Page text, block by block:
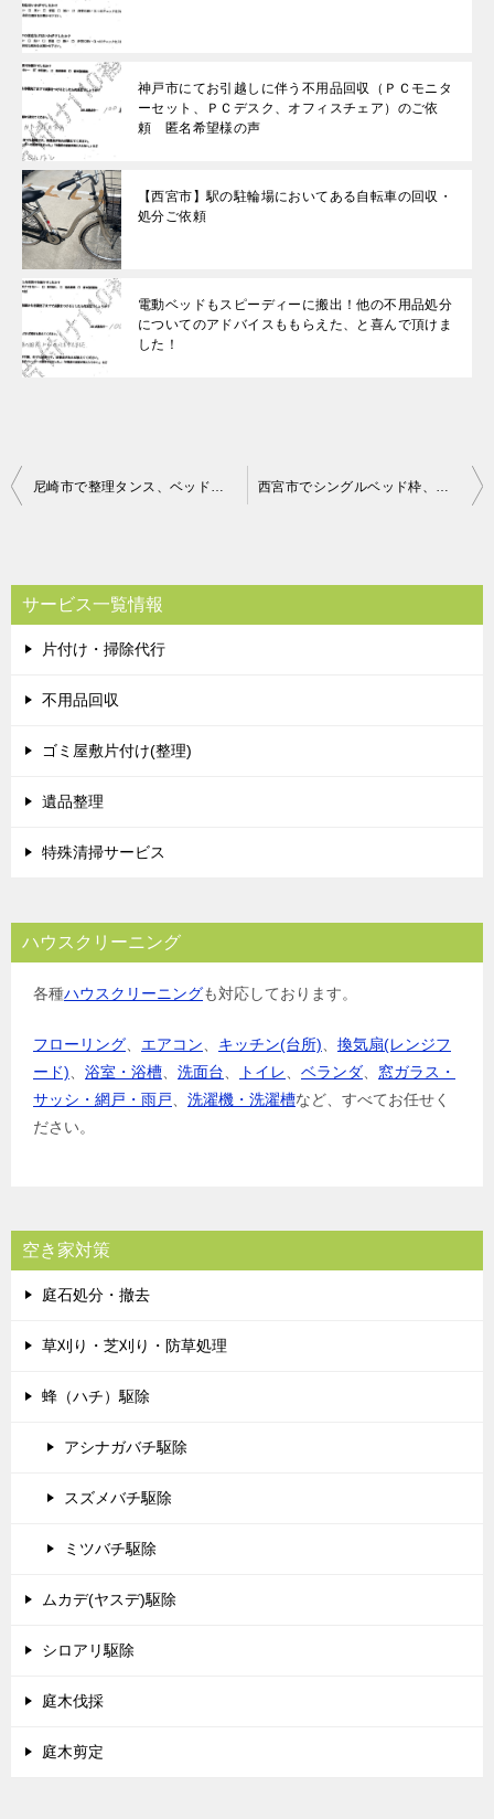
神戸市にてお引越しに伴う不用品回収（ＰＣモニタ
ーセット、ＰＣデスク、オフィスチェア）のご依
頼 匿名希望様の声
【西宮市】駅の駐輪場においてある自転車の回収・
処分ご依頼
電動ベッドもスピーディーに搬出！他の不用品処分
についてのアドバイスももらえた、と喜んで頂けま
した！
投
ビ
ゲ
ー
シ
尼崎市で整理タンス、ベッド枠、衣装ケースなどの回収 お客様の声 西宮市でシングルベッド枠、ソファ、椅子の回収 井ノ原様の声
サービス一覧情報
片付け・掃除代行
不用品回収
ゴミ屋敷片付け(整理)
遺品整理
特殊清掃サービス
ハウスクリーニング
各種ハウスクリーニングも対応しております。
フローリング エアコン キッチン(台所)
換気扇(レンジフ
ード)
浴室・浴槽 洗面台 トイレ ベランダ
窓ガラス・
サッシ・網戸・雨戸
洗濯機・洗濯槽など、すべてお任せく
ださい。
空き家対策
庭石処分・撤去
草刈り・芝刈り・防草処理
蜂（ハチ）駆除
アシナガバチ駆除
スズメバチ駆除
ミツバチ駆除
ムカデ(ヤスデ)駆除
シロアリ駆除
庭木伐採
庭木剪定